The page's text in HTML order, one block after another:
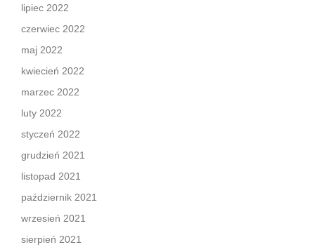
lipiec 2022
czerwiec 2022
maj 2022
kwiecień 2022
marzec 2022
luty 2022
styczeń 2022
grudzień 2021
listopad 2021
październik 2021
wrzesień 2021
sierpień 2021